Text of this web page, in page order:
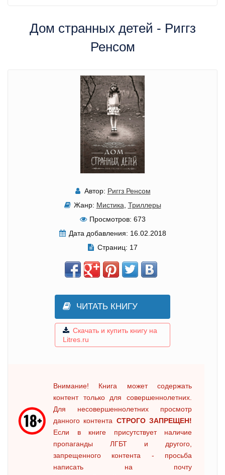
Дом странных детей - Риггз
Ренсом
Автор: Риггз Ренсом
Жанр: Мистика Триллеры
Просмотров: 673
Дата добавления: 16.02.2018
Страниц: 17
ЧИТАТЬ КНИГУ
Скачать и купить книгу на
Litres.ru
Внимание! Книга может содержать
контент только для совершеннолетних.
Для несовершеннолетних просмотр
данного контента СТРОГО ЗАПРЕЩЕН!
Если в книге присутствует наличие
пропаганды ЛГБТ и другого,
запрещенного контента - просьба
написать на почту